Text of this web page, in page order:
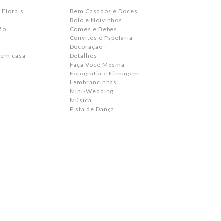
Florais
casa
Bem Casados e Doces
Bolo e Noivinhos
Comes e Bebes
Convites e Papelaria
Decoração
Detalhes
Faça Você Mesma
Fotografia e Filmagem
Lembrancinhas
Mini-Wedding
Música
Pista de Dança